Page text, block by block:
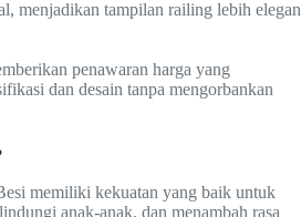
menjadikan tampilan railing lebih elegan
penawaran harga yang
dan desain tanpa mengorbankan
memiliki kekuatan yang baik untuk
anak-anak, dan menambah rasa